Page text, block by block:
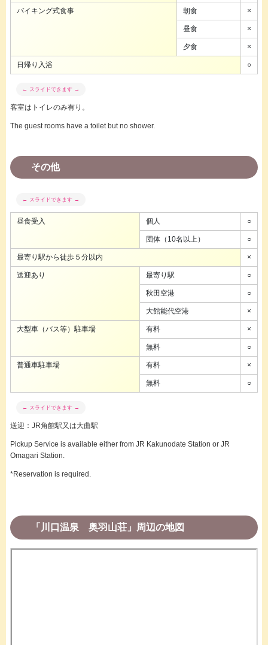
バイキング式食事 朝食 ×
昼食 ×
夕食 ×
日帰り入浴 ○
客室はトイレのみ有り。
The guest rooms have a toilet but no shower.
その他
昼食受入 個人 ○
団体（10名以上） ○
最寄り駅から徒歩５分以内 ×
送迎あり 最寄り駅 ○
秋田空港 ○
大館能代空港 ×
大型車（バス等）駐車場 有料 ×
無料 ○
普通車駐車場 有料 ×
無料 ○
送迎：JR角館駅又は大曲駅
Pickup Service is available either from JR Kakunodate Station or JR
Omagari Station.
*Reservation is required.
「川口温泉 奥羽山荘」周辺の地図